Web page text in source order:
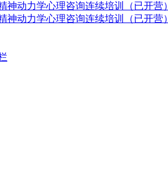
神动力学心理咨询连续培训（已开营）
神动力学心理咨询连续培训（已开营）